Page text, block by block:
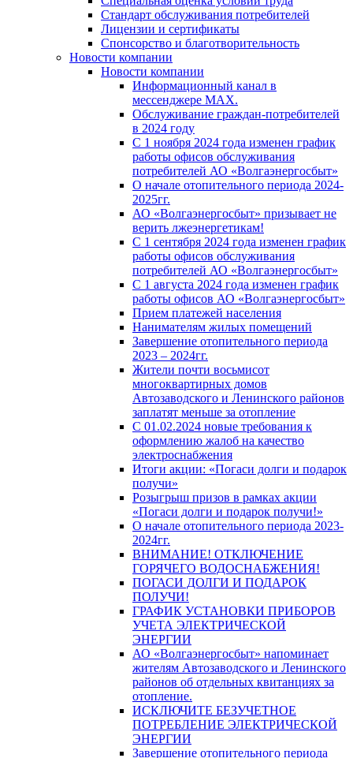
Стандарт обслуживания потребителей
Лицензии и сертификаты
Спонсорство и благотворительность
Новости компании
Новости компании
Информационный канал в
мессенджере MAX.
Обслуживание граждан-потребителей
в 2024 году
С 1 ноября 2024 года изменен график
работы офисов обслуживания
потребителей АО «Волгаэнергосбыт»
О начале отопительного периода 2024-
2025гг.
АО «Волгаэнергосбыт» призывает не
верить лжеэнергетикам!
С 1 сентября 2024 года изменен график
работы офисов обслуживания
потребителей АО «Волгаэнергосбыт»
С 1 августа 2024 года изменен график
работы офисов АО «Волгаэнергосбыт»
Прием платежей населения
Нанимателям жилых помещений
Завершение отопительного периода
2023 – 2024гг.
Жители почти восьмисот
многоквартирных домов
Автозаводского и Ленинского районов
заплатят меньше за отопление
С 01.02.2024 новые требования к
оформлению жалоб на качество
электроснабжения
Итоги акции: «Погаси долги и подарок
получи»
Розыгрыш призов в рамках акции
«Погаси долги и подарок получи!»
О начале отопительного периода 2023-
2024гг.
ВНИМАНИЕ! ОТКЛЮЧЕНИЕ
ГОРЯЧЕГО ВОДОСНАБЖЕНИЯ!
ПОГАСИ ДОЛГИ И ПОДАРОК
ПОЛУЧИ!
ГРАФИК УСТАНОВКИ ПРИБОРОВ
УЧЕТА ЭЛЕКТРИЧЕСКОЙ
ЭНЕРГИИ
АО «Волгаэнергосбыт» напоминает
жителям Автозаводского и Ленинского
районов об отдельных квитанциях за
отопление.
ИСКЛЮЧИТЕ БЕЗУЧЕТНОЕ
ПОТРЕБЛЕНИЕ ЭЛЕКТРИЧЕСКОЙ
ЭНЕРГИИ
Завершение отопительного периода